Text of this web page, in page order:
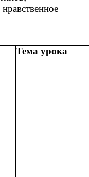
Тема урока